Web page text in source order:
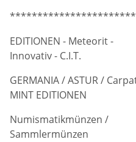
EDITIONEN - Meteorit -
Innovativ - C.I.T.
GERMANIA / ASTUR /
MINT EDITIONEN
Numismatikmünzen /
Sammlermünzen